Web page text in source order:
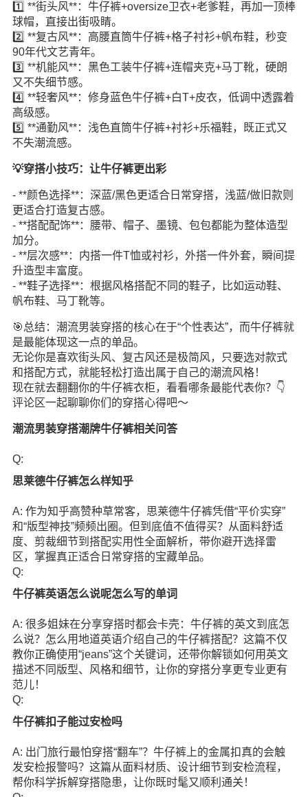
1️⃣ **街头风**：牛仔裤+oversize卫衣+老爹鞋，再加一顶棒
球帽，直接出街吸睛。
2️⃣ **复古风**：高腰直筒牛仔裤+格子衬衫+帆布鞋，秒变
90年代文艺青年。
3️⃣ **机能风**：黑色工装牛仔裤+连帽夹克+马丁靴，硬朗
又不失细节感。
4️⃣ **轻奢风**：修身蓝色牛仔裤+白T+皮衣，低调中透露着
高级感。
5️⃣ **通勤风**：浅色直筒牛仔裤+衬衫+乐福鞋，既正式又
不失潮流感。
💡穿搭小技巧：让牛仔裤更出彩
- **颜色选择**：深蓝/黑色更适合日常穿搭，浅蓝/做旧款则
更适合打造复古感。
- **搭配配饰**：腰带、帽子、墨镜、包包都能为整体造型
加分。
- **层次感**：内搭一件T恤或衬衫，外搭一件外套，瞬间提
升造型丰富度。
- **鞋子选择**：根据风格搭配不同的鞋子，比如运动鞋、
帆布鞋、马丁靴等。
🎯总结：潮流男装穿搭的核心在于“个性表达”，而牛仔裤就
是最能体现这一点的单品。
无论你是喜欢街头风、复古风还是极简风，只要选对款式
和搭配方式，就能轻松打造出属于自己的潮流风格！
现在就去翻翻你的牛仔裤衣柜，看看哪条最能代表你？👇
评论区一起聊聊你们的穿搭心得吧～
潮流男装穿搭潮牌牛仔裤相关问答
Q:
思莱德牛仔裤怎么样知乎
A: 作为知乎高赞种草常客，思莱德牛仔裤凭借“平价实穿”
和“版型神技”频频出圈。但到底值不值得买？从面料舒适
度、剪裁细节到搭配实用性全面解析，带你避开选择雷
区，掌握真正适合日常穿搭的宝藏单品。
Q:
牛仔裤英语怎么说呢怎么写的单词
A: 很多姐妹在分享穿搭时都会卡壳：牛仔裤的英文到底怎
么说？怎么用地道英语介绍自己的牛仔裤搭配？这篇不仅
教你正确使用“jeans”这个关键词，还带你解锁如何用英文
描述不同版型、风格和细节，让你的穿搭分享更专业更有
范儿！
Q:
牛仔裤扣子能过安检吗
A: 出门旅行最怕穿搭“翻车”？牛仔裤上的金属扣真的会触
发安检报警吗？这篇从面料材质、设计细节到安检流程，
帮你科学拆解穿搭隐患，让你既时髦又顺利通关！